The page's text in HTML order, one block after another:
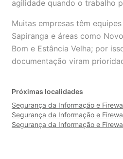
agilidade quando o trabalho
Muitas empresas têm
Sapiranga e áreas como
Bom e Estância Velha; por
documentação viram
Próximas localidades
Segurança da Informação e
Segurança da Informação e
Segurança da Informação e